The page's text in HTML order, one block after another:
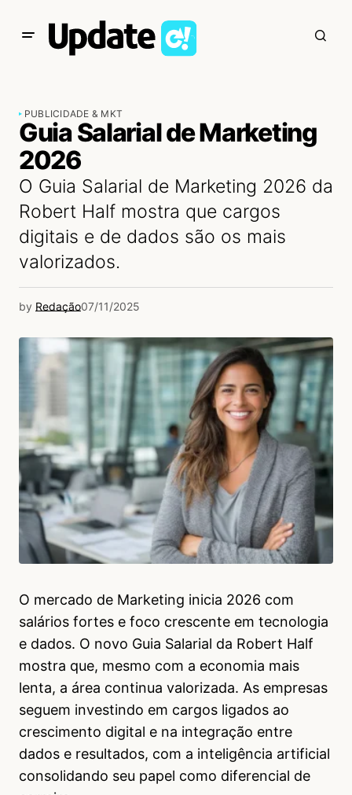
PUBLICIDADE & MKT
Guia Salarial de Marketing
2026
O Guia Salarial de Marketing 2026 da
Robert Half mostra que cargos
digitais e de dados são os mais
valorizados.
by Redação07/11/2025
O mercado de Marketing inicia 2026 com
salários fortes e foco crescente em tecnologia
e dados. O novo Guia Salarial da Robert Half
mostra que, mesmo com a economia mais
lenta, a área continua valorizada. As empresas
seguem investindo em cargos ligados ao
crescimento digital e na integração entre
dados e resultados, com a inteligência artificial
consolidando seu papel como diferencial de